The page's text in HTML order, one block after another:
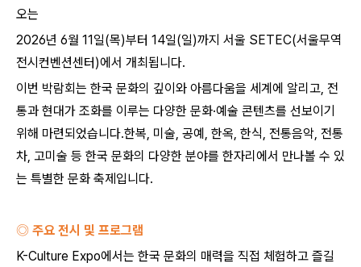
오는
2026년 6월 11일(목)부터 14일(일)까지 서울 SETEC(서울무역
전시컨벤션센터)에서 개최됩니다.
이번 박람회는 한국 문화의 깊이와 아름다움을 세계에 알리고, 전
통과 현대가 조화를 이루는 다양한 문화·예술 콘텐츠를 선보이기
위해 마련되었습니다.한복, 미술, 공예, 한옥, 한식, 전통음악, 전통
차, 고미술 등 한국 문화의 다양한 분야를 한자리에서 만나볼 수 있
는 특별한 문화 축제입니다.
◎ 주요 전시 및 프로그램
K-Culture Expo에서는 한국 문화의 매력을 직접 체험하고 즐길